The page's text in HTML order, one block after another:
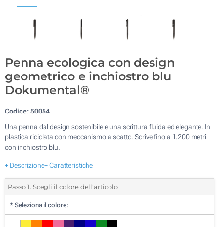
Penna ecologica con design
geometrico e inchiostro blu
Dokumental®
Codice:50054
Una penna dal design sostenibile e una scrittura fluida ed elegante. In
plastica riciclata con meccanismo a scatto. Scrive fino a 1.200 metri
con inchiostro blu.
+ Descrizione+ Caratteristiche
Passo 1. Scegli il colore dell'articolo
* Seleziona il colore: